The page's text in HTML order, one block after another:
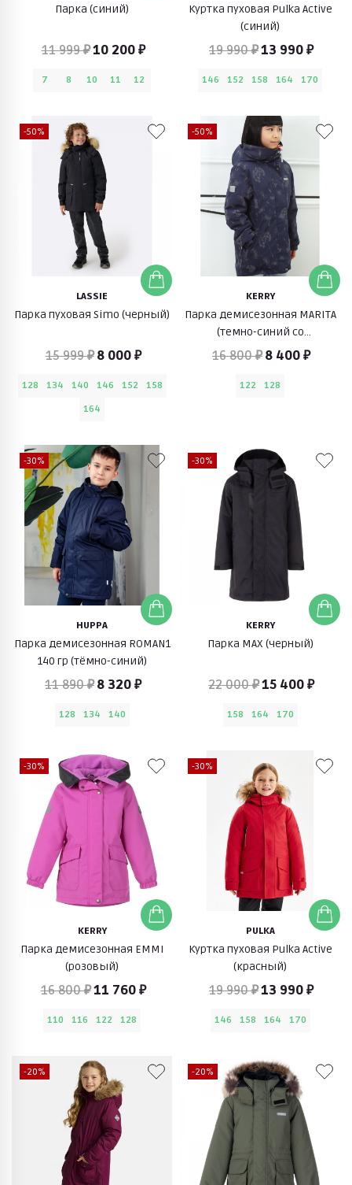
Парка (синий)
11 999 ₽10 200 ₽
7 8 10 11 12
Куртка пуховая Pulka Active
(синий)
19 990 ₽13 990 ₽
146 152 158 164 170
-50%
LASSIE
Парка пуховая Simo (черный)
15 999 ₽ 8 000 ₽
128 134 140 146 152
158
164
-50%
KERRY
Парка демисезонная MARITA
(темно-синий со
светоотражающим принтом)
16 800 ₽ 8 400 ₽
122 128
-30%
HUPPA
Парка демисезонная ROMAN1
140 гр (тёмно-синий)
11 890 ₽ 8 320 ₽
128 134 140
-30%
KERRY
Парка MAX (черный)
22 000 ₽15 400 ₽
158 164 170
-30%
KERRY
Парка демисезонная EMMI
(розовый)
16 800 ₽11 760 ₽
110 116 122 128
-30%
PULKA
Куртка пуховая Pulka Active
(красный)
19 990 ₽13 990 ₽
146 158 164 170
-20% -20%